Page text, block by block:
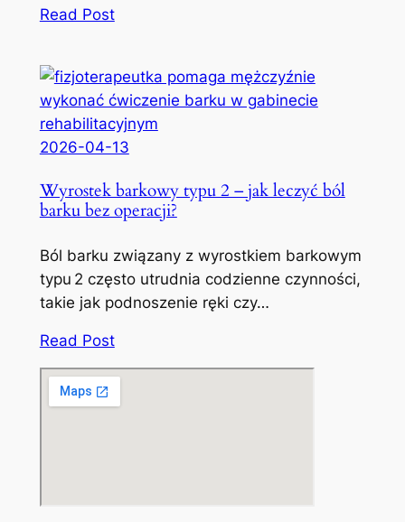
Read Post
2026-04-13
Wyrostek barkowy typu 2 – jak leczyć ból
barku bez operacji?
Ból barku związany z wyrostkiem barkowym
typu 2 często utrudnia codzienne czynności,
takie jak podnoszenie ręki czy…
Read Post